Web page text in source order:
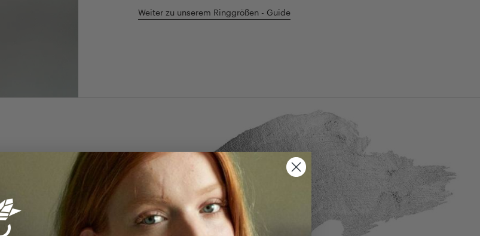
Weiter zu unserem Ringgrößen - Guide